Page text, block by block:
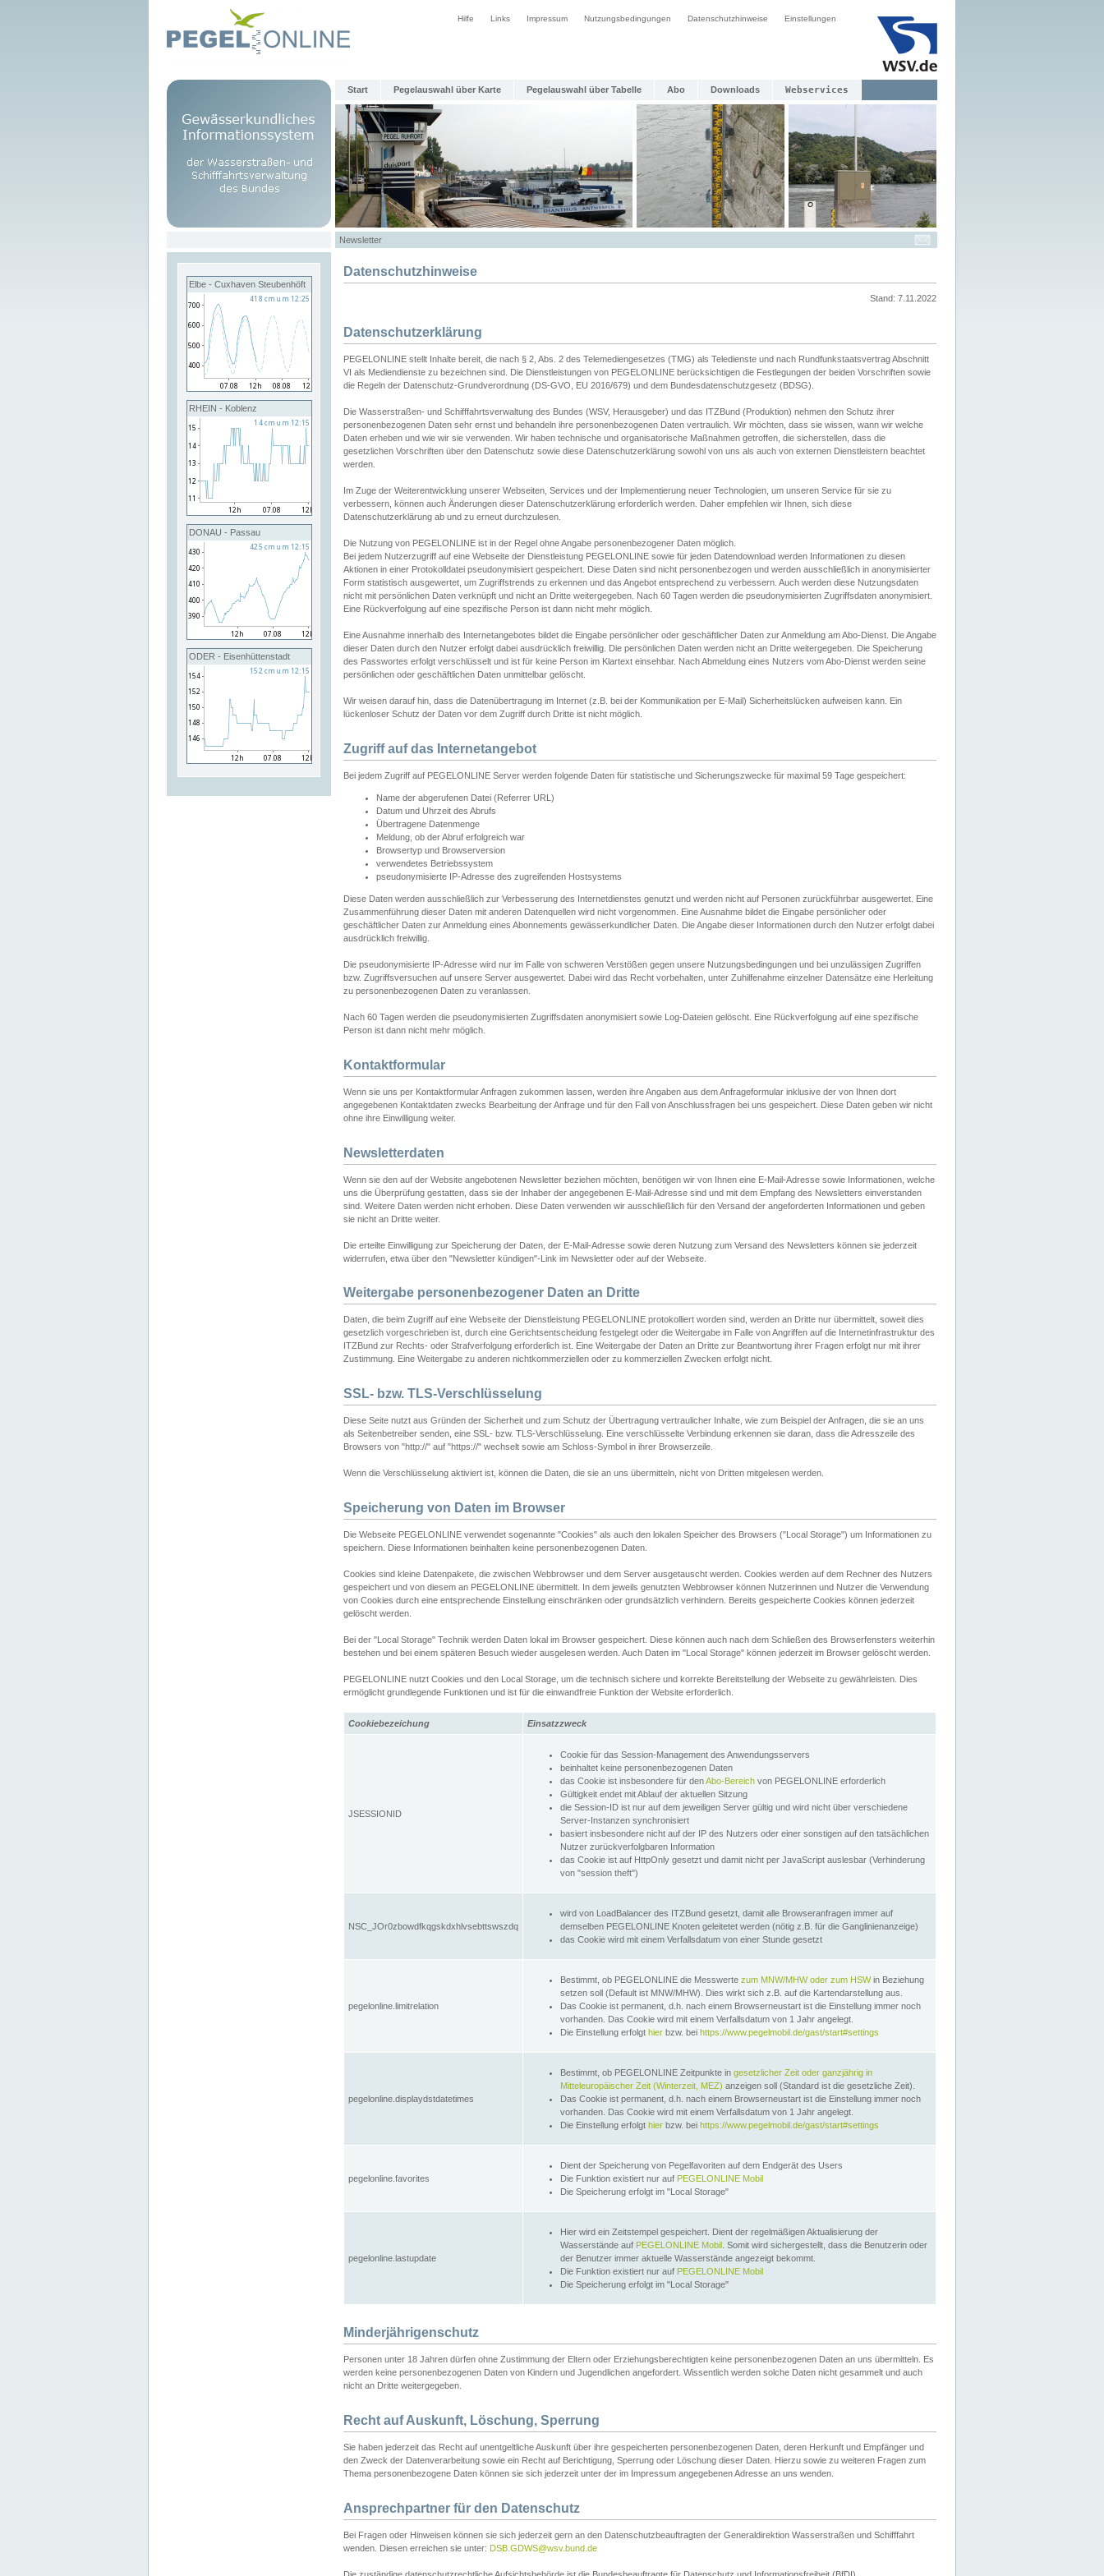
Hilfe Links Impressum Nutzungsbedingungen Datenschutzhinweise Einstellungen
Start Pegelauswahl über Karte Pegelauswahl über Tabelle Abo Downloads Webservices
Newsletter
Elbe - Cuxhaven Steubenhöft
RHEIN - Koblenz
DONAU - Passau
ODER - Eisenhüttenstadt
Datenschutzhinweise
Stand: 7.11.2022
Datenschutzerklärung
PEGELONLINE stellt Inhalte bereit, die nach § 2, Abs. 2 des Telemediengesetzes (TMG) als Teledienste und nach Rundfunkstaatsvertrag Abschnitt
VI als Mediendienste zu bezeichnen sind. Die Dienstleistungen von PEGELONLINE berücksichtigen die Festlegungen der beiden Vorschriften sowie
die Regeln der Datenschutz-Grundverordnung (DS-GVO, EU 2016/679) und dem Bundesdatenschutzgesetz (BDSG).
Die Wasserstraßen- und Schifffahrtsverwaltung des Bundes (WSV, Herausgeber) und das ITZBund (Produktion) nehmen den Schutz ihrer
personenbezogenen Daten sehr ernst und behandeln ihre personenbezogenen Daten vertraulich. Wir möchten, dass sie wissen, wann wir welche
Daten erheben und wie wir sie verwenden. Wir haben technische und organisatorische Maßnahmen getroffen, die sicherstellen, dass die
gesetzlichen Vorschriften über den Datenschutz sowie diese Datenschutzerklärung sowohl von uns als auch von externen Dienstleistern beachtet
werden.
Im Zuge der Weiterentwicklung unserer Webseiten, Services und der Implementierung neuer Technologien, um unseren Service für sie zu
verbessern, können auch Änderungen dieser Datenschutzerklärung erforderlich werden. Daher empfehlen wir Ihnen, sich diese
Datenschutzerklärung ab und zu erneut durchzulesen.
Die Nutzung von PEGELONLINE ist in der Regel ohne Angabe personenbezogener Daten möglich.
Bei jedem Nutzerzugriff auf eine Webseite der Dienstleistung PEGELONLINE sowie für jeden Datendownload werden Informationen zu diesen
Aktionen in einer Protokolldatei pseudonymisiert gespeichert. Diese Daten sind nicht personenbezogen und werden ausschließlich in anonymisierter
Form statistisch ausgewertet, um Zugriffstrends zu erkennen und das Angebot entsprechend zu verbessern. Auch werden diese Nutzungsdaten
nicht mit persönlichen Daten verknüpft und nicht an Dritte weitergegeben. Nach 60 Tagen werden die pseudonymisierten Zugriffsdaten anonymisiert.
Eine Rückverfolgung auf eine spezifische Person ist dann nicht mehr möglich.
Eine Ausnahme innerhalb des Internetangebotes bildet die Eingabe persönlicher oder geschäftlicher Daten zur Anmeldung am Abo-Dienst. Die Angabe
dieser Daten durch den Nutzer erfolgt dabei ausdrücklich freiwillig. Die persönlichen Daten werden nicht an Dritte weitergegeben. Die Speicherung
des Passwortes erfolgt verschlüsselt und ist für keine Person im Klartext einsehbar. Nach Abmeldung eines Nutzers vom Abo-Dienst werden seine
persönlichen oder geschäftlichen Daten unmittelbar gelöscht.
Wir weisen darauf hin, dass die Datenübertragung im Internet (z.B. bei der Kommunikation per E-Mail) Sicherheitslücken aufweisen kann. Ein
lückenloser Schutz der Daten vor dem Zugriff durch Dritte ist nicht möglich.
Zugriff auf das Internetangebot
Bei jedem Zugriff auf PEGELONLINE Server werden folgende Daten für statistische und Sicherungszwecke für maximal 59 Tage gespeichert:
Name der abgerufenen Datei (Referrer URL)
Datum und Uhrzeit des Abrufs
Übertragene Datenmenge
Meldung, ob der Abruf erfolgreich war
Browsertyp und Browserversion
verwendetes Betriebssystem
pseudonymisierte IP-Adresse des zugreifenden Hostsystems
Diese Daten werden ausschließlich zur Verbesserung des Internetdienstes genutzt und werden nicht auf Personen zurückführbar ausgewertet. Eine
Zusammenführung dieser Daten mit anderen Datenquellen wird nicht vorgenommen. Eine Ausnahme bildet die Eingabe persönlicher oder
geschäftlicher Daten zur Anmeldung eines Abonnements gewässerkundlicher Daten. Die Angabe dieser Informationen durch den Nutzer erfolgt dabei
ausdrücklich freiwillig.
Die pseudonymisierte IP-Adresse wird nur im Falle von schweren Verstößen gegen unsere Nutzungsbedingungen und bei unzulässigen Zugriffen
bzw. Zugriffsversuchen auf unsere Server ausgewertet. Dabei wird das Recht vorbehalten, unter Zuhilfenahme einzelner Datensätze eine Herleitung
zu personenbezogenen Daten zu veranlassen.
Nach 60 Tagen werden die pseudonymisierten Zugriffsdaten anonymisiert sowie Log-Dateien gelöscht. Eine Rückverfolgung auf eine spezifische
Person ist dann nicht mehr möglich.
Kontaktformular
Wenn sie uns per Kontaktformular Anfragen zukommen lassen, werden ihre Angaben aus dem Anfrageformular inklusive der von Ihnen dort
angegebenen Kontaktdaten zwecks Bearbeitung der Anfrage und für den Fall von Anschlussfragen bei uns gespeichert. Diese Daten geben wir nicht
ohne ihre Einwilligung weiter.
Newsletterdaten
Wenn sie den auf der Website angebotenen Newsletter beziehen möchten, benötigen wir von Ihnen eine E-Mail-Adresse sowie Informationen, welche
uns die Überprüfung gestatten, dass sie der Inhaber der angegebenen E-Mail-Adresse sind und mit dem Empfang des Newsletters einverstanden
sind. Weitere Daten werden nicht erhoben. Diese Daten verwenden wir ausschließlich für den Versand der angeforderten Informationen und geben
sie nicht an Dritte weiter.
Die erteilte Einwilligung zur Speicherung der Daten, der E-Mail-Adresse sowie deren Nutzung zum Versand des Newsletters können sie jederzeit
widerrufen, etwa über den "Newsletter kündigen"-Link im Newsletter oder auf der Webseite.
Weitergabe personenbezogener Daten an Dritte
Daten, die beim Zugriff auf eine Webseite der Dienstleistung PEGELONLINE protokolliert worden sind, werden an Dritte nur übermittelt, soweit dies
gesetzlich vorgeschrieben ist, durch eine Gerichtsentscheidung festgelegt oder die Weitergabe im Falle von Angriffen auf die Internetinfrastruktur des
ITZBund zur Rechts- oder Strafverfolgung erforderlich ist. Eine Weitergabe der Daten an Dritte zur Beantwortung ihrer Fragen erfolgt nur mit ihrer
Zustimmung. Eine Weitergabe zu anderen nichtkommerziellen oder zu kommerziellen Zwecken erfolgt nicht.
SSL- bzw. TLS-Verschlüsselung
Diese Seite nutzt aus Gründen der Sicherheit und zum Schutz der Übertragung vertraulicher Inhalte, wie zum Beispiel der Anfragen, die sie an uns
als Seitenbetreiber senden, eine SSL- bzw. TLS-Verschlüsselung. Eine verschlüsselte Verbindung erkennen sie daran, dass die Adresszeile des
Browsers von "http://" auf "https://" wechselt sowie am Schloss-Symbol in ihrer Browserzeile.
Wenn die Verschlüsselung aktiviert ist, können die Daten, die sie an uns übermitteln, nicht von Dritten mitgelesen werden.
Speicherung von Daten im Browser
Die Webseite PEGELONLINE verwendet sogenannte "Cookies" als auch den lokalen Speicher des Browsers ("Local Storage") um Informationen zu
speichern. Diese Informationen beinhalten keine personenbezogenen Daten.
Cookies sind kleine Datenpakete, die zwischen Webbrowser und dem Server ausgetauscht werden. Cookies werden auf dem Rechner des Nutzers
gespeichert und von diesem an PEGELONLINE übermittelt. In dem jeweils genutzten Webbrowser können Nutzerinnen und Nutzer die Verwendung
von Cookies durch eine entsprechende Einstellung einschränken oder grundsätzlich verhindern. Bereits gespeicherte Cookies können jederzeit
gelöscht werden.
Bei der "Local Storage" Technik werden Daten lokal im Browser gespeichert. Diese können auch nach dem Schließen des Browserfensters weiterhin
bestehen und bei einem späteren Besuch wieder ausgelesen werden. Auch Daten im "Local Storage" können jederzeit im Browser gelöscht werden.
PEGELONLINE nutzt Cookies und den Local Storage, um die technisch sichere und korrekte Bereitstellung der Webseite zu gewährleisten. Dies
ermöglicht grundlegende Funktionen und ist für die einwandfreie Funktion der Website erforderlich.
Cookiebezeichung Einsatzzweck
JSESSIONID
Cookie für das Session-Management des Anwendungsservers
beinhaltet keine personenbezogenen Daten
das Cookie ist insbesondere für denAbo-Bereich von PEGELONLINE erforderlich
Gültigkeit endet mit Ablauf der aktuellen Sitzung
die Session-ID ist nur auf dem jeweiligen Server gültig und wird nicht über verschiedene
Server-Instanzen synchronisiert
basiert insbesondere nicht auf der IP des Nutzers oder einer sonstigen auf den tatsächlichen
Nutzer zurückverfolgbaren Information
das Cookie ist auf HttpOnly gesetzt und damit nicht per JavaScript auslesbar (Verhinderung
von "session theft")
NSC_JOr0zbowdfkqgskdxhlvsebttswszdq
wird von LoadBalancer des ITZBund gesetzt, damit alle Browseranfragen immer auf
demselben PEGELONLINE Knoten geleitetet werden (nötig z.B. für die Ganglinienanzeige)
das Cookie wird mit einem Verfallsdatum von einer Stunde gesetzt
pegelonline.limitrelation
Bestimmt, ob PEGELONLINE die Messwerte zum MNW/MHW oder zum HSWin Beziehung
setzen soll (Default ist MNW/MHW). Dies wirkt sich z.B. auf die Kartendarstellung aus.
Das Cookie ist permanent, d.h. nach einem Browserneustart ist die Einstellung immer noch
vorhanden. Das Cookie wird mit einem Verfallsdatum von 1 Jahr angelegt.
Die Einstellung erfolgt hier bzw. bei https://www.pegelmobil.de/gast/start#settings
pegelonline.displaydstdatetimes
Bestimmt, ob PEGELONLINE Zeitpunkte in gesetzlicher Zeit oder ganzjährig in
Mitteleuropäischer Zeit (Winterzeit, MEZ) anzeigen soll (Standard ist die gesetzliche Zeit).
Das Cookie ist permanent, d.h. nach einem Browserneustart ist die Einstellung immer noch
vorhanden. Das Cookie wird mit einem Verfallsdatum von 1 Jahr angelegt.
Die Einstellung erfolgt hier bzw. bei https://www.pegelmobil.de/gast/start#settings
pegelonline.favorites
Dient der Speicherung von Pegelfavoriten auf dem Endgerät des Users
Die Funktion existiert nur auf PEGELONLINE Mobil
Die Speicherung erfolgt im "Local Storage"
pegelonline.lastupdate
Hier wird ein Zeitstempel gespeichert. Dient der regelmäßigen Aktualisierung der
Wasserstände auf PEGELONLINE Mobil . Somit wird sichergestellt, dass die Benutzerin oder
der Benutzer immer aktuelle Wasserstände angezeigt bekommt.
Die Funktion existiert nur auf PEGELONLINE Mobil
Die Speicherung erfolgt im "Local Storage"
Minderjährigenschutz
Personen unter 18 Jahren dürfen ohne Zustimmung der Eltern oder Erziehungsberechtigten keine personenbezogenen Daten an uns übermitteln. Es
werden keine personenbezogenen Daten von Kindern und Jugendlichen angefordert. Wissentlich werden solche Daten nicht gesammelt und auch
nicht an Dritte weitergegeben.
Recht auf Auskunft, Löschung, Sperrung
Sie haben jederzeit das Recht auf unentgeltliche Auskunft über ihre gespeicherten personenbezogenen Daten, deren Herkunft und Empfänger und
den Zweck der Datenverarbeitung sowie ein Recht auf Berichtigung, Sperrung oder Löschung dieser Daten. Hierzu sowie zu weiteren Fragen zum
Thema personenbezogene Daten können sie sich jederzeit unter der im Impressum angegebenen Adresse an uns wenden.
Ansprechpartner für den Datenschutz
Bei Fragen oder Hinweisen können sie sich jederzeit gern an den Datenschutzbeauftragten der Generaldirektion Wasserstraßen und Schifffahrt
wenden. Diesen erreichen sie unter: DSB.GDWS@wsv.bund.de